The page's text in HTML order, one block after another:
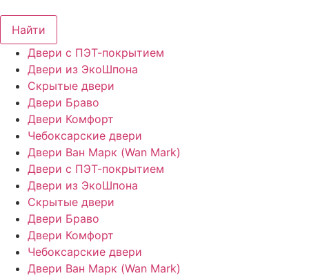
Найти
Двери с ПЭТ-покрытием
Двери из ЭкоШпона
Скрытые двери
Двери Браво
Двери Комфорт
Чебоксарские двери
Двери Ван Марк (Wan Mark)
Двери с ПЭТ-покрытием
Двери из ЭкоШпона
Скрытые двери
Двери Браво
Двери Комфорт
Чебоксарские двери
Двери Ван Марк (Wan Mark)